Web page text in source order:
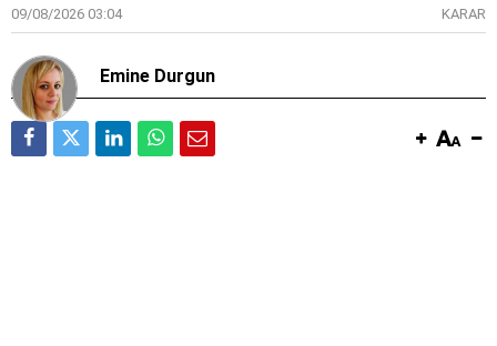
09/08/2026 03:04 KARAR
Emine Durgun